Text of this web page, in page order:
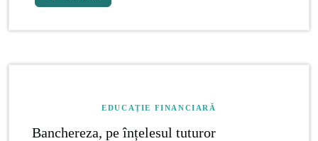
EDUCAȚIE FINANCIARĂ
Banchereza, pe înțelesul tuturor